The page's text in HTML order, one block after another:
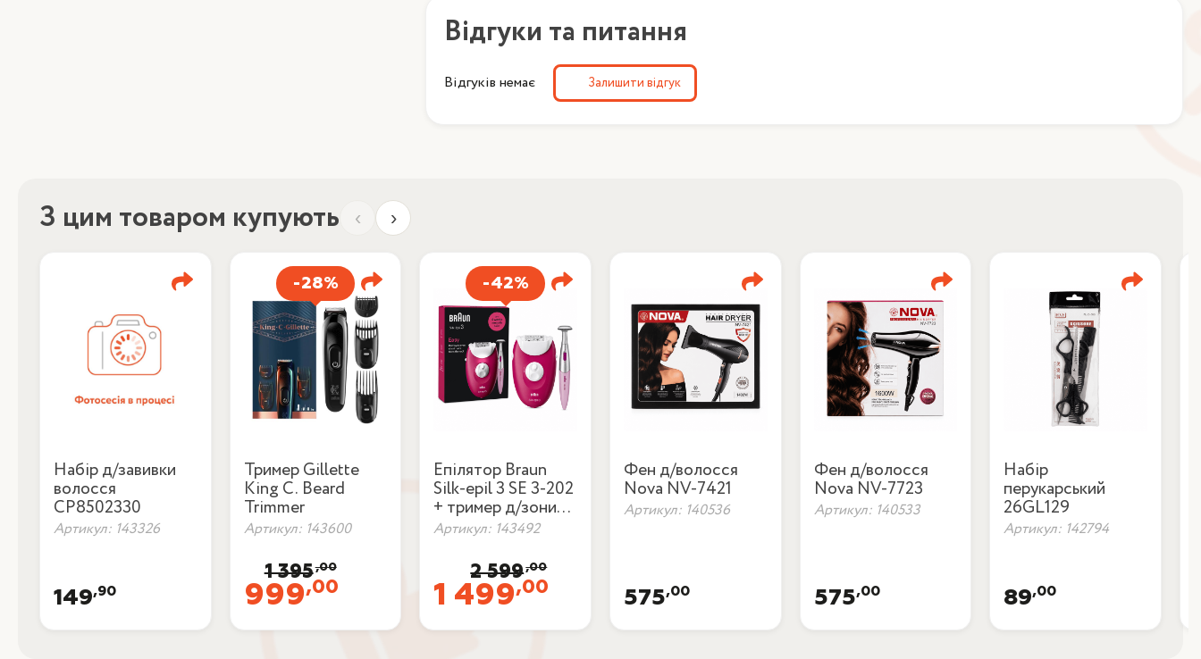
Відгуки та питання
Відгуків немає Залишити відгук
З цим товаром купують ‹ ›
Набір д/завивки
волосся
CP8502330
Артикул: 143326
149,90
-28%
Тример Gillette
King C. Beard
Trimmer
Артикул: 143600
999,00
1 395,00
-42%
Епілятор Braun
Silk-epil 3 SE 3-202
+ тример д/зони
бікіні
Артикул: 143492
1 499,00
2 599,00
Фен д/волосся
Nova NV-7421
Артикул: 140536
575,00
Фен д/волосся
Nova NV-7723
Артикул: 140533
575,00
Набір
перукарський
26GL129
Артикул: 142794
89,00